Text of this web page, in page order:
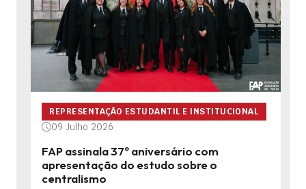
REPRESENTAÇÃO ESTUDANTIL E INSTITUCIONAL
09 Julho 2026
FAP assinala 37º aniversário com
apresentação do estudo sobre o
centralismo